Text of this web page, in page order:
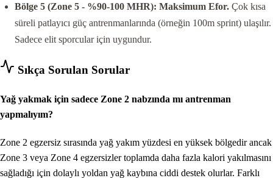
Bölge 5 (Zone 5 - %90-100 MHR): Maksimum Efor. Çok kısa
süreli patlayıcı güç antrenmanlarında (örneğin 100m sprint) ulaşılır.
Sadece elit sporcular için uygundur.
Sıkça Sorulan Sorular
Yağ yakmak için sadece Zone 2 nabzında mı antrenman
yapmalıyım?
Zone 2 egzersiz sırasında yağ yakım yüzdesi en yüksek bölgedir ancak
Zone 3 veya Zone 4 egzersizler toplamda daha fazla kalori yakılmasını
sağladığı için dolaylı yoldan yağ kaybına ciddi destek olurlar. Farklı